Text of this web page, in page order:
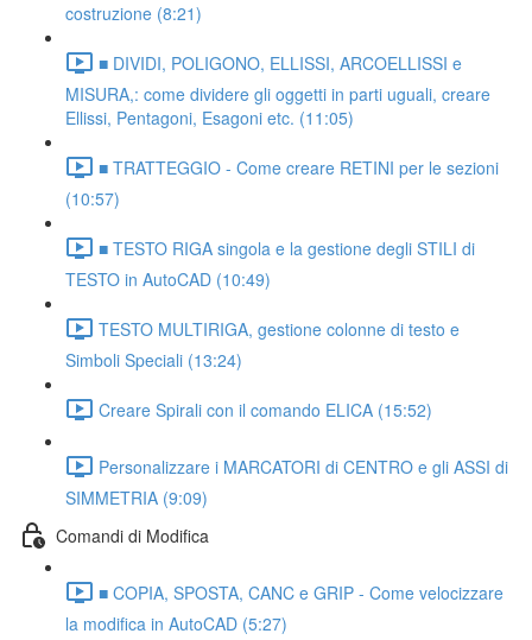
costruzione (8:21)
■ DIVIDI, POLIGONO, ELLISSI, ARCOELLISSI e
MISURA,: come dividere gli oggetti in parti uguali, creare
Ellissi, Pentagoni, Esagoni etc. (11:05)
■ TRATTEGGIO - Come creare RETINI per le sezioni
(10:57)
■ TESTO RIGA singola e la gestione degli STILI di
TESTO in AutoCAD (10:49)
TESTO MULTIRIGA, gestione colonne di testo e
Simboli Speciali (13:24)
Creare Spirali con il comando ELICA (15:52)
Personalizzare i MARCATORI di CENTRO e gli ASSI di
SIMMETRIA (9:09)
Comandi di Modifica
■ COPIA, SPOSTA, CANC e GRIP - Come velocizzare
la modifica in AutoCAD (5:27)